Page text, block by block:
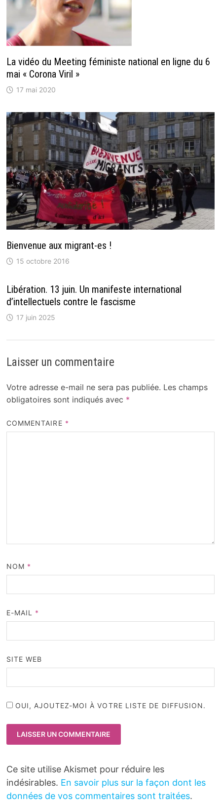
La vidéo du Meeting féministe national en ligne du 6
mai « Corona Viril »
17 mai 2020
Bienvenue aux migrant-es !
15 octobre 2016
Libération. 13 juin. Un manifeste international
d’intellectuels contre le fascisme
17 juin 2025
Laisser un commentaire
Votre adresse e-mail ne sera pas publiée. Les champs
obligatoires sont indiqués avec *
COMMENTAIRE *
NOM *
E-MAIL *
SITE WEB
OUI, AJOUTEZ-MOI À VOTRE LISTE DE DIFFUSION.
Ce site utilise Akismet pour réduire les
indésirables. En savoir plus sur la façon dont les
données de vos commentaires sont traitées.